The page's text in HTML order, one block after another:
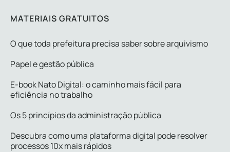
MATERIAIS GRATUITOS
O que toda prefeitura precisa saber sobre arquivismo
Papel e gestão pública
E-book Nato Digital: o caminho mais fácil para
eficiência no trabalho
Os 5 princípios da administração pública
Descubra como uma plataforma digital pode resolver
processos 10x mais rápidos